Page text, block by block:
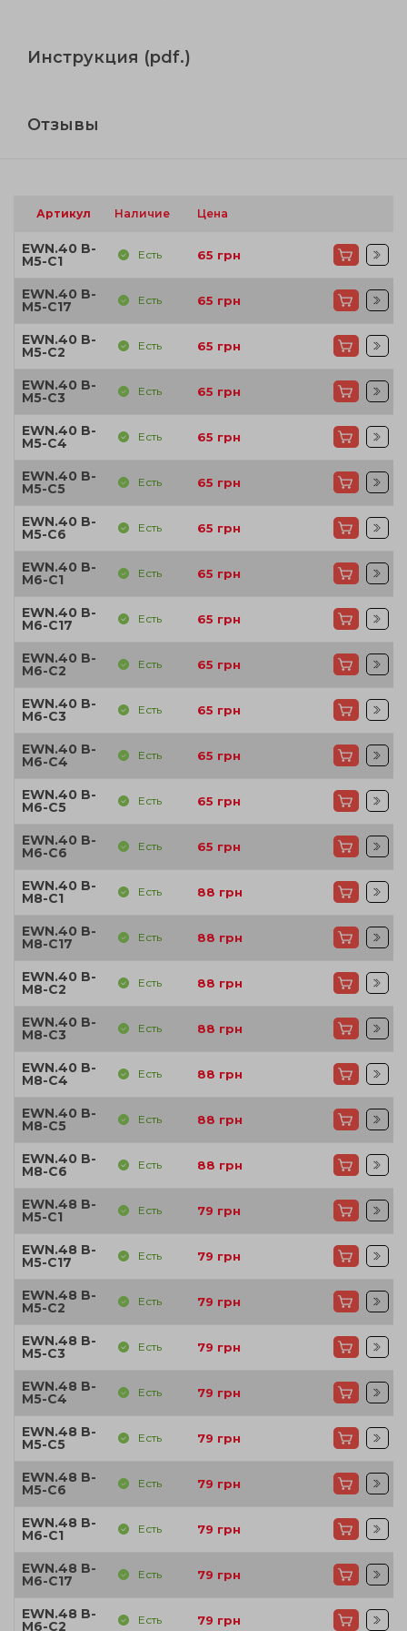
Инструкция (pdf.)
Отзывы
Артикул Наличие Цена
EWN.40 B-
M5-C1 Есть 65 грн
EWN.40 B-
M5-C17 Есть 65 грн
EWN.40 B-
M5-C2 Есть 65 грн
EWN.40 B-
M5-C3 Есть 65 грн
EWN.40 B-
M5-C4 Есть 65 грн
EWN.40 B-
M5-C5 Есть 65 грн
EWN.40 B-
M5-C6 Есть 65 грн
EWN.40 B-
M6-C1 Есть 65 грн
EWN.40 B-
M6-C17 Есть 65 грн
EWN.40 B-
M6-C2 Есть 65 грн
EWN.40 B-
M6-C3 Есть 65 грн
EWN.40 B-
M6-C4 Есть 65 грн
EWN.40 B-
M6-C5 Есть 65 грн
EWN.40 B-
M6-C6 Есть 65 грн
EWN.40 B-
M8-C1 Есть 88 грн
EWN.40 B-
M8-C17 Есть 88 грн
EWN.40 B-
M8-C2 Есть 88 грн
EWN.40 B-
M8-C3 Есть 88 грн
EWN.40 B-
M8-C4 Есть 88 грн
EWN.40 B-
M8-C5 Есть 88 грн
EWN.40 B-
M8-C6 Есть 88 грн
EWN.48 B-
M5-C1 Есть 79 грн
EWN.48 B-
M5-C17 Есть 79 грн
EWN.48 B-
M5-C2 Есть 79 грн
EWN.48 B-
M5-C3 Есть 79 грн
EWN.48 B-
M5-C4 Есть 79 грн
EWN.48 B-
M5-C5 Есть 79 грн
EWN.48 B-
M5-C6 Есть 79 грн
EWN.48 B-
M6-C1 Есть 79 грн
EWN.48 B-
M6-C17 Есть 79 грн
EWN.48 B-
M6-C2 Есть 79 грн